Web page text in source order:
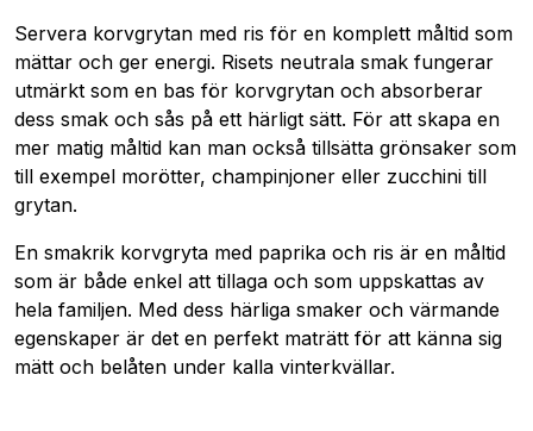
Servera korvgrytan med ris för en komplett måltid som
mättar och ger energi. Risets neutrala smak fungerar
utmärkt som en bas för korvgrytan och absorberar
dess smak och sås på ett härligt sätt. För att skapa en
mer matig måltid kan man också tillsätta grönsaker som
till exempel morötter, champinjoner eller zucchini till
grytan.
En smakrik korvgryta med paprika och ris är en måltid
som är både enkel att tillaga och som uppskattas av
hela familjen. Med dess härliga smaker och värmande
egenskaper är det en perfekt maträtt för att känna sig
mätt och belåten under kalla vinterkvällar.